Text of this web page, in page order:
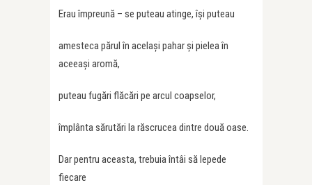
Erau împreună – se puteau atinge, își puteau
amesteca părul în același pahar și pielea în
aceeași aromă,
puteau fugări flăcări pe arcul coapselor,
împlânta sărutări la răscrucea dintre două oase.
Dar pentru aceasta, trebuia întâi să lepede
fiecare